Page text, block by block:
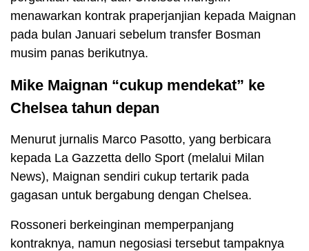
menawarkan kontrak praperjanjian kepada Maignan
pada bulan Januari sebelum transfer Bosman
musim panas berikutnya.
Mike Maignan “cukup mendekat” ke
Chelsea tahun depan
Menurut jurnalis Marco Pasotto, yang berbicara
kepada La Gazzetta dello Sport (melalui Milan
News), Maignan sendiri cukup tertarik pada
gagasan untuk bergabung dengan Chelsea.
Rossoneri berkeinginan memperpanjang
kontraknya, namun negosiasi tersebut tampaknya